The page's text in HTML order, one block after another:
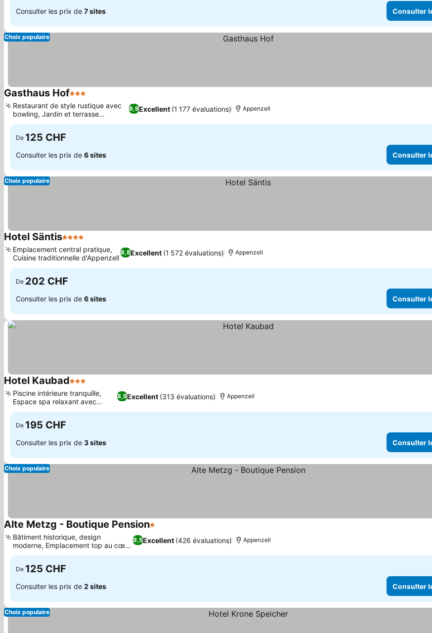
Consulter les prix de 7 sites Consulter
Choix populaire
Gasthaus Hof3 Étoiles
8,9Excellent (1 177 évaluations)
Restaurant de style rustique avec
bowling, Jardin et terrasse
agréables
Appenzell
De 125 CHF
Consulter les prix de 6 sites Consulter
Choix populaire
Hotel Säntis4 Étoiles
8,8Excellent (1 572 évaluations)
Emplacement central pratique,
Cuisine traditionnelle d'Appenzell
Appenzell
De 202 CHF
Consulter les prix de 6 sites Consulter
Hotel Kaubad3 Étoiles
8,9Excellent (313 évaluations)
Piscine intérieure tranquille,
Espace spa relaxant avec
sauna
Appenzell
De 195 CHF
Consulter les prix de 3 sites Consulter
Choix populaire
Alte Metzg - Boutique Pension1 Étoiles
9,5Excellent (426 évaluations)
Bâtiment historique, design
moderne, Emplacement top au cœur
d'Appenzell
Appenzell
De 125 CHF
Consulter les prix de 2 sites Consulter
Choix populaire